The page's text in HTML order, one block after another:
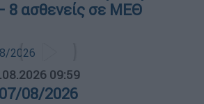
8 ασθενείς σε ΜΕΘ
09:59
08/2026